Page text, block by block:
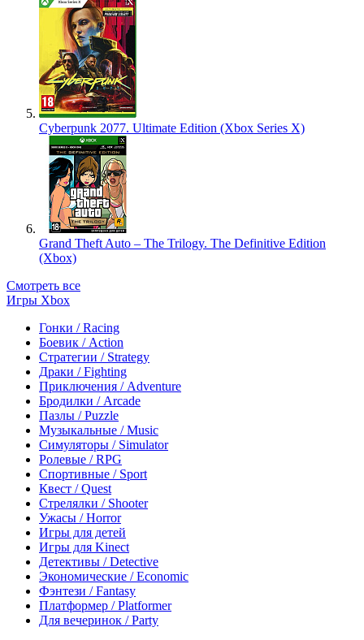
Cyberpunk 2077. Ultimate Edition (Xbox Series X)
Grand Theft Auto – The Trilogy. The Definitive Edition
(Xbox)
Смотреть все
Игры Xbox
Гонки / Racing
Боевик / Action
Стратегии / Strategy
Драки / Fighting
Приключения / Adventure
Бродилки / Arcade
Пазлы / Puzzle
Музыкальные / Music
Симуляторы / Simulator
Ролевые / RPG
Спортивные / Sport
Квест / Quest
Стрелялки / Shooter
Ужасы / Horror
Игры для детей
Игры для Kinect
Детективы / Detective
Экономические / Economic
Фэнтези / Fantasy
Платформер / Platformer
Для вечеринок / Party